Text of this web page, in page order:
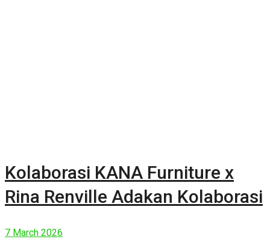
Kolaborasi KANA Furniture x
Rina Renville Adakan Kolaborasi
7 March 2026